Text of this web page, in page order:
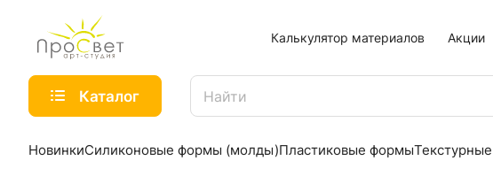
Калькулятор материалов Акции
Каталог
НовинкиСиликоновые формы (молды)Пластиковые формы